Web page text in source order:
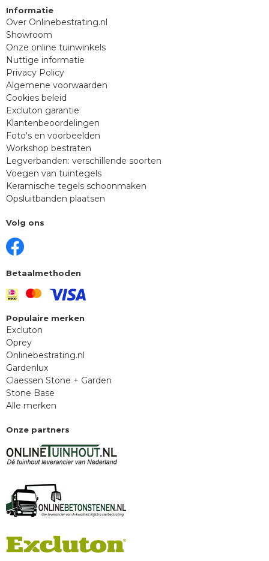
Informatie
Over Onlinebestrating.nl
Showroom
Onze online tuinwinkels
Nuttige informatie
Privacy Policy
Algemene voorwaarden
Cookies beleid
Excluton garantie
Klantenbeoordelingen
Foto's en voorbeelden
Workshop bestraten
Legverbanden: verschillende soorten
Voegen van tuintegels
Keramische tegels schoonmaken
Opsluitbanden plaatsen
Volg ons
Betaalmethoden
Populaire merken
Excluton
Oprey
Onlinebestrating.nl
Gardenlux
Claessen Stone + Garden
Stone Base
Alle merken
Onze partners